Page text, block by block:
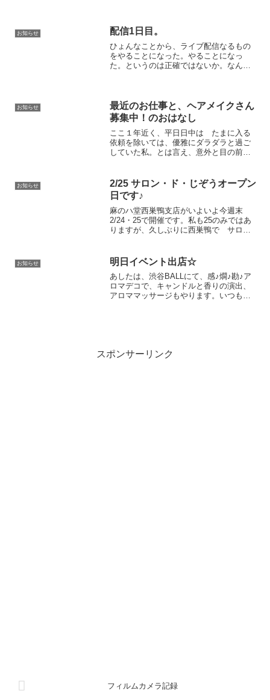
もなー。っていう気分なのです...
お知らせ 配信1日目。
ひょんなことから、ライブ配信なるもの
をやることになった。やることになっ
た。というのは正確ではないか。なんで
如きになんでお...
お知らせ
最近のお仕事と、ヘアメイクさん
募集中！のおはなし
ここ１年近く、平日日中は たまに入る
依頼を除いては、優雅にダラダラと過ご
していた私。とは言え、意外と目の前に
ろ…）そんなに優雅に過ごしていた覚え
もないのだが。さて、2月か...
お知らせ
2/25 サロン・ド・じぞうオープン
日です♪
麻のハ堂西巣鴨支店がいよいよ今週末
2/24・25で開催です。私も25のみではあ
りますが、久しぶりに西巣鴨で サロ
2024.2/24（土）14:00〜21:302/25 （日）
1...
お知らせ 明日イベント出店☆
あしたは、渋谷BALLにて、感♪燗♪勘♪ア
ロマデコで、キャンドルと香りの演出、
アロママッサージもやります。いつもの
スポンサーリンク
フィルムカメラ記録